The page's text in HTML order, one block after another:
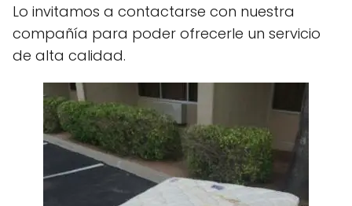
Lo invitamos a contactarse con nuestra
compañía para poder ofrecerle un servicio
de alta calidad.